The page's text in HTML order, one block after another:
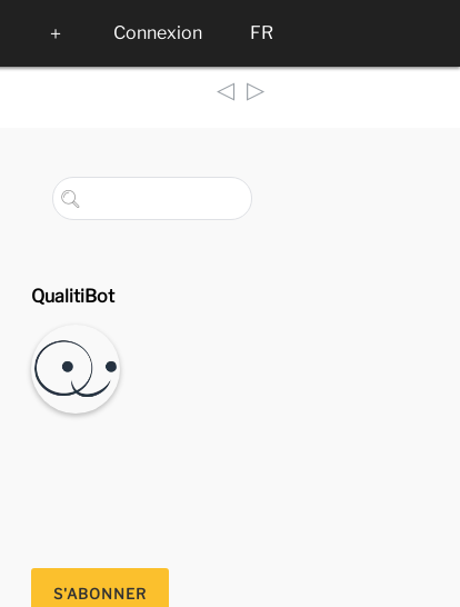
＋ Connexion FR
◁ ▷
QualitiBot